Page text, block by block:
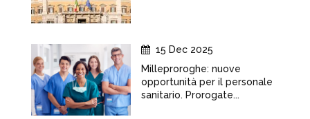
15 Dec 2025
Milleproroghe: nuove
opportunità per il personale
sanitario. Prorogate...